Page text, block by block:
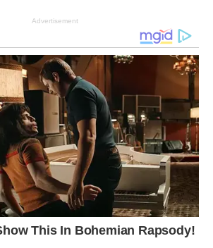
Advertisement